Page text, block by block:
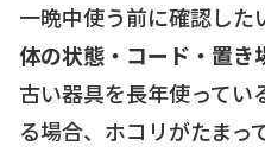
一晩中使う前に確認し
体の状態・コード・置き
古い器具を長年使ってい
る場合、ホコリがたまっ